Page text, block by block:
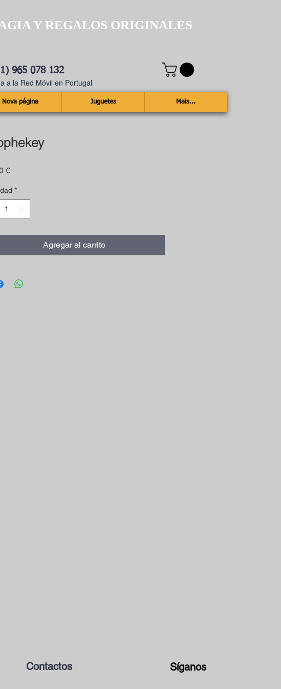
Y REGALOS ORIGINALES
965 078 132
a la Red Móvil en Portugal
Nova página Juguetes Mais...
€Precio
*
Agregar al carrito
Contactos Síganos